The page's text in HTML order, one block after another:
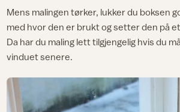
Mens malingen tørker, lukker du boksen
med hvor den er brukt og setter den på
Da har du maling lett tilgjengelig hvis du
vinduet senere.